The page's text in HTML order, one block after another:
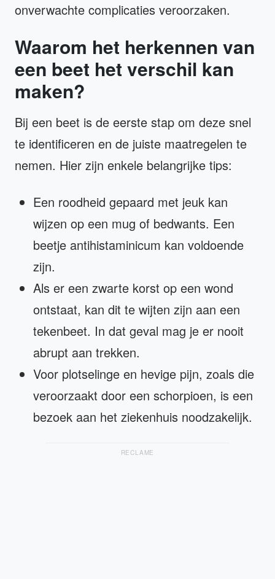
onverwachte complicaties veroorzaken.
Waarom het herkennen van
een beet het verschil kan
maken?
Bij een beet is de eerste stap om deze snel
te identificeren en de juiste maatregelen te
nemen. Hier zijn enkele belangrijke tips:
Een roodheid gepaard met jeuk kan
wijzen op een mug of bedwants. Een
beetje antihistaminicum kan voldoende
zijn.
Als er een zwarte korst op een wond
ontstaat, kan dit te wijten zijn aan een
tekenbeet. In dat geval mag je er nooit
abrupt aan trekken.
Voor plotselinge en hevige pijn, zoals die
veroorzaakt door een schorpioen, is een
bezoek aan het ziekenhuis noodzakelijk.
RECLAME